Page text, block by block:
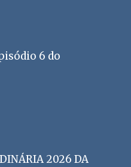
6 do
2026 DA